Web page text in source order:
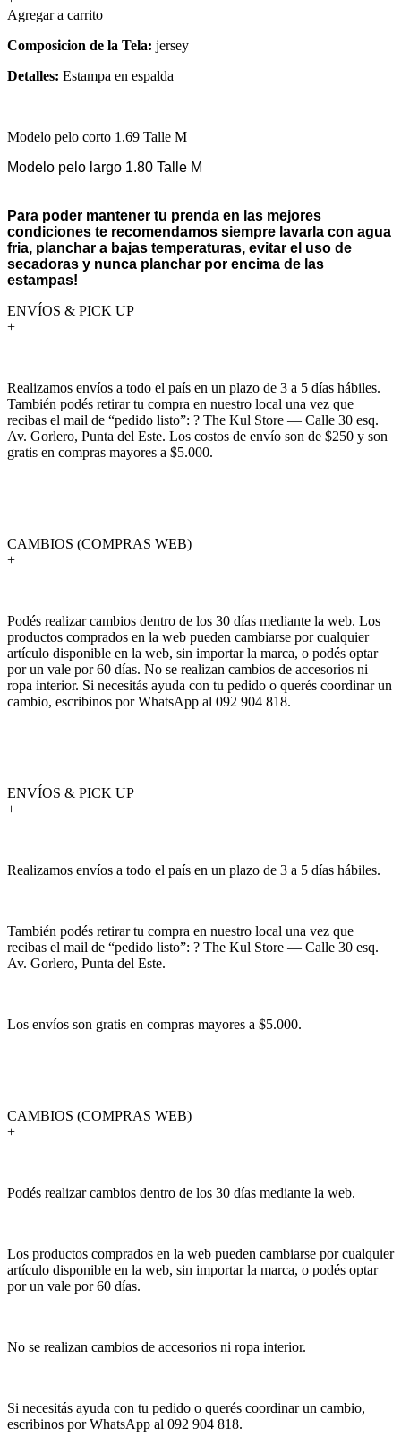
Agregar a carrito
Composicion de la Tela: jersey
Detalles: Estampa en espalda
Modelo pelo corto 1.69 Talle M
Modelo pelo largo 1.80 Talle M
Para poder mantener tu prenda en las mejores
condiciones te recomendamos siempre lavarla con agua
fria, planchar a bajas temperaturas, evitar el uso de
secadoras y nunca planchar por encima de las
estampas!
ENVÍOS & PICK UP
+
Realizamos envíos a todo el país en un plazo de 3 a 5 días hábiles.
También podés retirar tu compra en nuestro local una vez que
recibas el mail de “pedido listo”: ? The Kul Store — Calle 30 esq.
Av. Gorlero, Punta del Este. Los costos de envío son de $250 y son
gratis en compras mayores a $5.000.
CAMBIOS (COMPRAS WEB)
+
Podés realizar cambios dentro de los 30 días mediante la web. Los
productos comprados en la web pueden cambiarse por cualquier
artículo disponible en la web, sin importar la marca, o podés optar
por un vale por 60 días. No se realizan cambios de accesorios ni
ropa interior. Si necesitás ayuda con tu pedido o querés coordinar un
cambio, escribinos por WhatsApp al 092 904 818.
ENVÍOS & PICK UP
+
Realizamos envíos a todo el país en un plazo de 3 a 5 días hábiles.
También podés retirar tu compra en nuestro local una vez que
recibas el mail de “pedido listo”: ? The Kul Store — Calle 30 esq.
Av. Gorlero, Punta del Este.
Los envíos son gratis en compras mayores a $5.000.
CAMBIOS (COMPRAS WEB)
+
Podés realizar cambios dentro de los 30 días mediante la web.
Los productos comprados en la web pueden cambiarse por cualquier
artículo disponible en la web, sin importar la marca, o podés optar
por un vale por 60 días.
No se realizan cambios de accesorios ni ropa interior.
Si necesitás ayuda con tu pedido o querés coordinar un cambio,
escribinos por WhatsApp al 092 904 818.